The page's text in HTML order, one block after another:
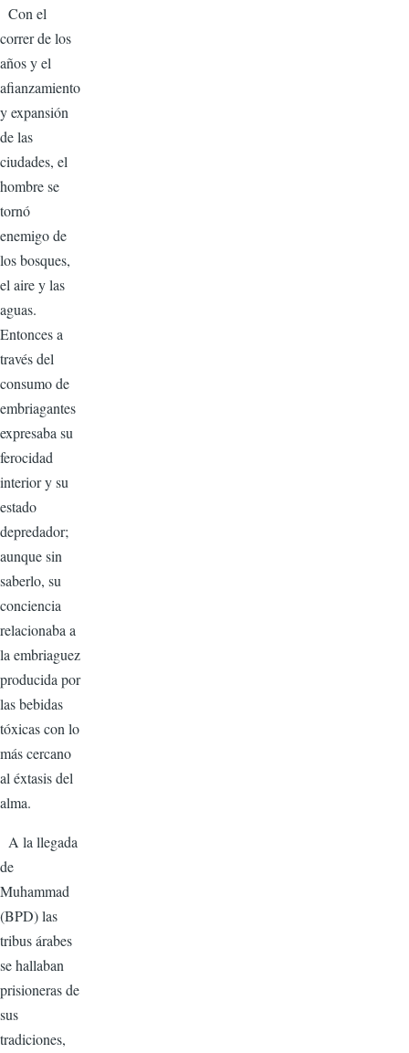
Con el
correr de los
años y el
afianzamiento
y expansión
de las
ciudades, el
hombre se
tornó
enemigo de
los bosques,
el aire y las
aguas.
Entonces a
través del
consumo de
embriagantes
expresaba su
ferocidad
interior y su
estado
depredador;
aunque sin
saberlo, su
conciencia
relacionaba a
la embriaguez
producida por
las bebidas
tóxicas con lo
más cercano
al éxtasis del
alma.
A la llegada
de
Muhammad
(BPD) las
tribus árabes
se hallaban
prisioneras de
sus
tradiciones,